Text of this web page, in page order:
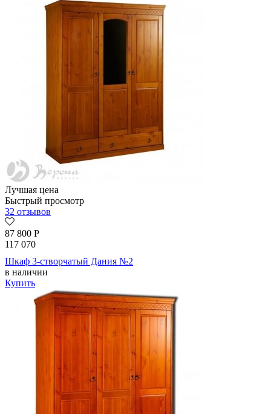
Лучшая цена
Быстрый просмотр
32 отзывов
87 800 Р
117 070
Шкаф 3-створчатый Дания №2
в наличии
Купить